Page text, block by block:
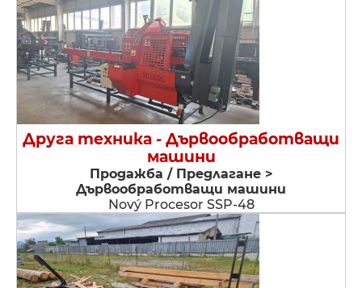
Друга техника - Дървообработващи
машини
Продажба / Предлагане >
Дървообработващи машини
Nový Procesor SSP-48